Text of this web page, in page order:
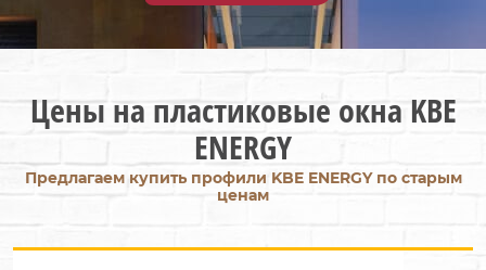
Цены на пластиковые окна KBE
ENERGY
Предлагаем купить профили KBE ENERGY по старым
ценам